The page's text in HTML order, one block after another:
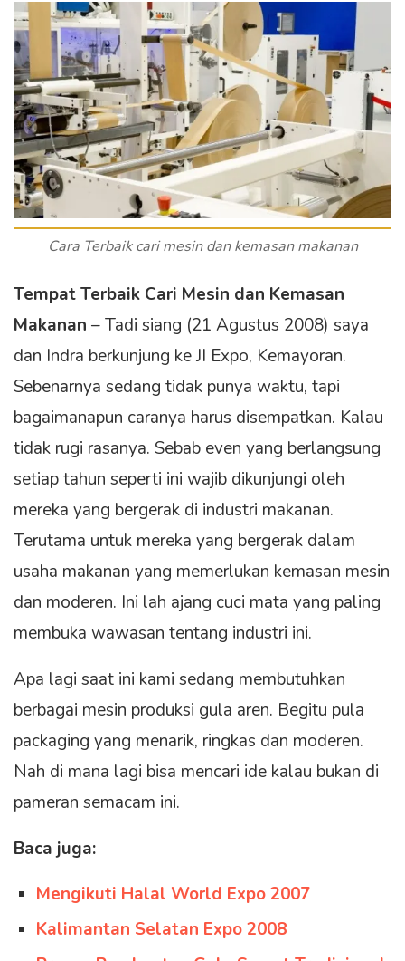
Cara Terbaik cari mesin dan kemasan makanan
Tempat Terbaik Cari Mesin dan Kemasan
Makanan – Tadi siang (21 Agustus 2008) saya
dan Indra berkunjung ke JI Expo, Kemayoran.
Sebenarnya sedang tidak punya waktu, tapi
bagaimanapun caranya harus disempatkan. Kalau
tidak rugi rasanya. Sebab even yang berlangsung
setiap tahun seperti ini wajib dikunjungi oleh
mereka yang bergerak di industri makanan.
Terutama untuk mereka yang bergerak dalam
usaha makanan yang memerlukan kemasan mesin
dan moderen. Ini lah ajang cuci mata yang paling
membuka wawasan tentang industri ini.
Apa lagi saat ini kami sedang membutuhkan
berbagai mesin produksi gula aren. Begitu pula
packaging yang menarik, ringkas dan moderen.
Nah di mana lagi bisa mencari ide kalau bukan di
pameran semacam ini.
Baca juga:
Mengikuti Halal World Expo 2007
Kalimantan Selatan Expo 2008